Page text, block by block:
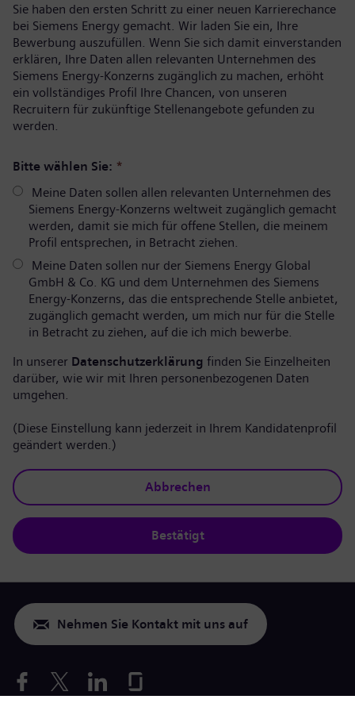
Sie haben den ersten Schritt zu einer neuen Karrierechance
bei Siemens Energy gemacht. Wir laden Sie ein, Ihre
Bewerbung auszufüllen. Wenn Sie sich damit einverstanden
erklären, Ihre Daten allen relevanten Unternehmen des
Siemens Energy-Konzerns zugänglich zu machen, erhöht
ein vollständiges Profil Ihre Chancen, von unseren
Recruitern für zukünftige Stellenangebote gefunden zu
werden.
Bitte wählen Sie: *
Meine Daten sollen allen relevanten Unternehmen des
Siemens Energy-Konzerns weltweit zugänglich gemacht
werden, damit sie mich für offene Stellen, die meinem
Profil entsprechen, in Betracht ziehen.
Meine Daten sollen nur der Siemens Energy Global
GmbH & Co. KG und dem Unternehmen des Siemens
Energy-Konzerns, das die entsprechende Stelle anbietet,
zugänglich gemacht werden, um mich nur für die Stelle
in Betracht zu ziehen, auf die ich mich bewerbe.
In unserer Datenschutzerklärung finden Sie Einzelheiten
darüber, wie wir mit Ihren personenbezogenen Daten
umgehen.
(Diese Einstellung kann jederzeit in Ihrem Kandidatenprofil
geändert werden.)
Abbrechen
Bestätigt
Nehmen Sie Kontakt mit uns auf